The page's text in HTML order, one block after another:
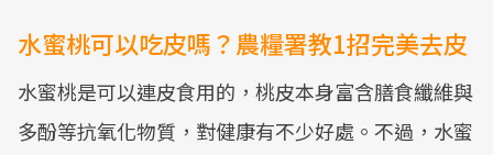
水蜜桃可以吃皮嗎？農糧署教1招完美去皮
水蜜桃是可以連皮食用的，桃皮本身富含膳食纖維與
多酚等抗氧化物質，對健康有不少好處。不過，水蜜